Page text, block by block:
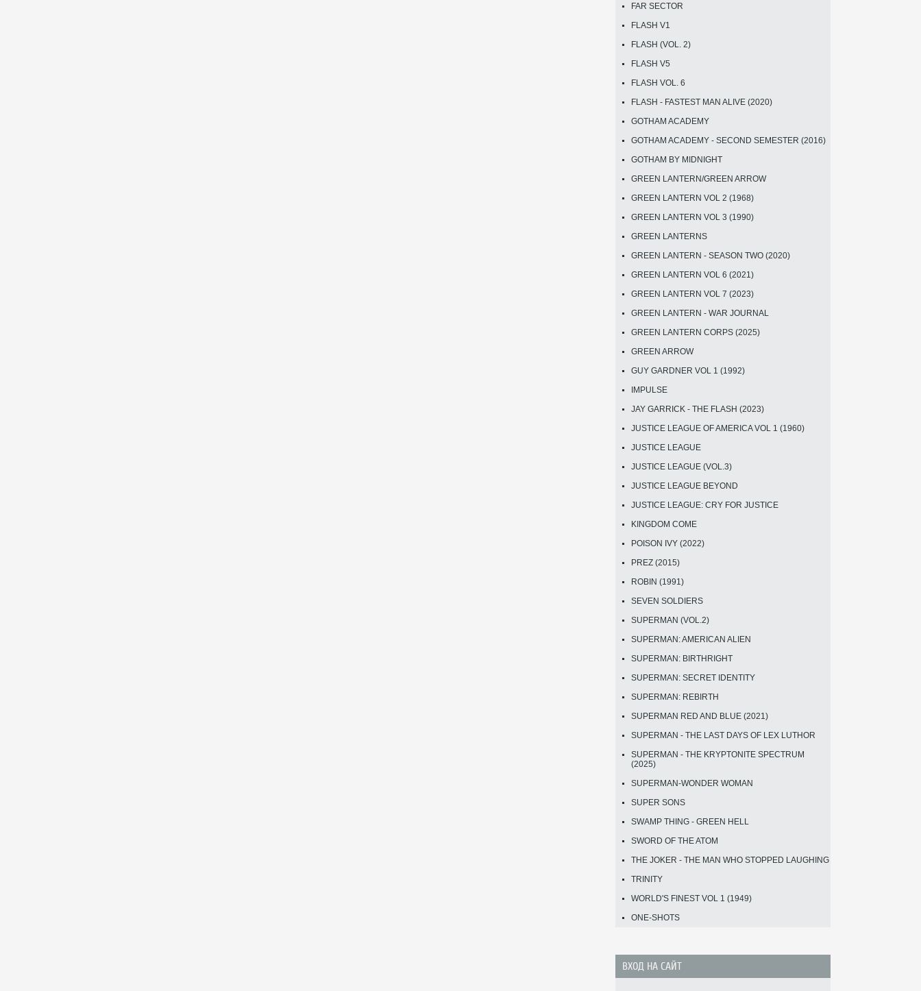
FAR SECTOR
FLASH V1
FLASH (VOL. 2)
FLASH V5
FLASH VOL. 6
FLASH - FASTEST MAN ALIVE (2020)
GOTHAM ACADEMY
GOTHAM ACADEMY - SECOND SEMESTER (2016)
GOTHAM BY MIDNIGHT
GREEN LANTERN/GREEN ARROW
GREEN LANTERN VOL 2 (1968)
GREEN LANTERN VOL 3 (1990)
GREEN LANTERNS
GREEN LANTERN - SEASON TWO (2020)
GREEN LANTERN VOL 6 (2021)
GREEN LANTERN VOL 7 (2023)
GREEN LANTERN - WAR JOURNAL
GREEN LANTERN CORPS (2025)
GREEN ARROW
GUY GARDNER VOL 1 (1992)
IMPULSE
JAY GARRICK - THE FLASH (2023)
JUSTICE LEAGUE OF AMERICA VOL 1 (1960)
JUSTICE LEAGUE
JUSTICE LEAGUE (VOL.3)
JUSTICE LEAGUE BEYOND
JUSTICE LEAGUE: CRY FOR JUSTICE
KINGDOM COME
POISON IVY (2022)
PREZ (2015)
ROBIN (1991)
SEVEN SOLDIERS
SUPERMAN (VOL.2)
SUPERMAN: AMERICAN ALIEN
SUPERMAN: BIRTHRIGHT
SUPERMAN: SECRET IDENTITY
SUPERMAN: REBIRTH
SUPERMAN RED AND BLUE (2021)
SUPERMAN - THE LAST DAYS OF LEX LUTHOR
SUPERMAN - THE KRYPTONITE SPECTRUM
(2025)
SUPERMAN-WONDER WOMAN
SUPER SONS
SWAMP THING - GREEN HELL
SWORD OF THE ATOM
THE JOKER - THE MAN WHO STOPPED LAUGHING
TRINITY
WORLD'S FINEST VOL 1 (1949)
ONE-SHOTS
ВХОД НА САЙТ